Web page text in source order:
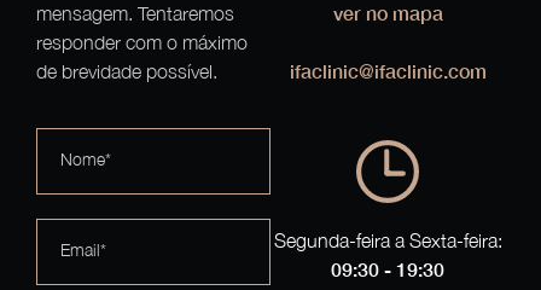
mensagem. Tentaremos
responder com o máximo
de brevidade possível.
Nome*
Email*
ver no mapa
ifaclinic@ifaclinic.com
Segunda-feira a Sexta-feira:
09:30 - 19:30